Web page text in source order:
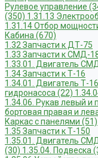
Рулевое управление
(350) 1.31.13
1.31.14 Отбор
Кабина (670)
1.32 Запчасти к ДТ-75
1.33 Запчасти к СМД-
1.33.01. Двигатель
1.34 Запчасти к Т-16
1.34.01. Двигатель Т-16
гидронасоса (22)
1.34.06. Рукав левый и
бортовая правая и
Каркас с панелями (51)
1.35 Запчасти к Т-150
1.35.01. Двигатель
(30) 1.35.04. Подвеска